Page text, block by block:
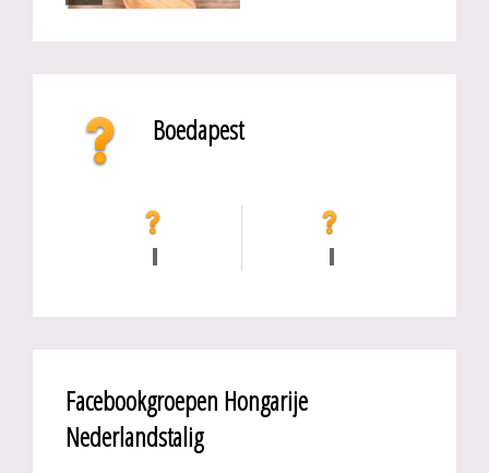
Boedapest
Facebookgroepen Hongarije
Nederlandstalig